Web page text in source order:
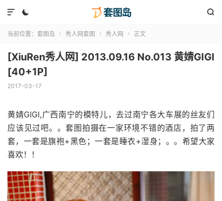
 

当前位置： 套图岛  秀人网套图  秀人网  正文
[XiuRen秀人网] 2013.09.16 No.013 黄婧GIGI
[40+1P]
2017-03-17
黄婧GIGI,广西南宁的模特儿，去过南宁各大车展的丝友们
应该见过吧。。套图拍摄在一家环境不错的酒店，拍了两
套，一套是旗袍+黑色；一套是睡衣+湿身；。。希望大家
喜欢！！